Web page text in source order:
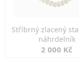
Stříbrný zlacený
náhrdelník
2 000 Kč